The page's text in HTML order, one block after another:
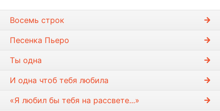
Восемь строк
Песенка Пьеро
Ты одна
И одна чтоб тебя любила
«Я любил бы тебя на рассвете...»